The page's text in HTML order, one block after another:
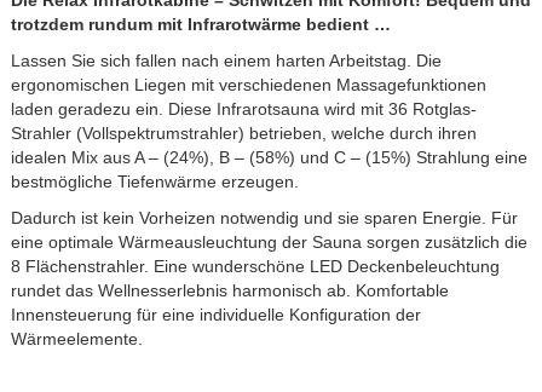
trotzdem rundum mit Infrarotwärme bedient …
Lassen Sie sich fallen nach einem harten Arbeitstag. Die
ergonomischen Liegen mit verschiedenen Massagefunktionen
laden geradezu ein. Diese Infrarotsauna wird mit 36 Rotglas-
Strahler (Vollspektrumstrahler) betrieben, welche durch ihren
idealen Mix aus A – (24%), B – (58%) und C – (15%) Strahlung eine
bestmögliche Tiefenwärme erzeugen.
Dadurch ist kein Vorheizen notwendig und sie sparen Energie. Für
eine optimale Wärmeausleuchtung der Sauna sorgen zusätzlich die
8 Flächenstrahler. Eine wunderschöne LED Deckenbeleuchtung
rundet das Wellnesserlebnis harmonisch ab. Komfortable
Innensteuerung für eine individuelle Konfiguration der
Wärmeelemente.